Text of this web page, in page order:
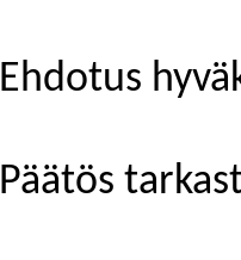
Ehdotus
Päätös